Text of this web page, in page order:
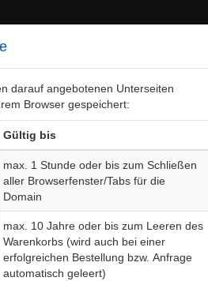
darauf angebotenen Unterseiten
Browser gespeichert:
Gültig bis
max. 1 Stunde oder bis zum Schließen
aller Browserfenster/Tabs für die
Domain
max. 10 Jahre oder bis zum Leeren des
Warenkorbs (wird auch bei einer
erfolgreichen Bestellung bzw. Anfrage
automatisch geleert)